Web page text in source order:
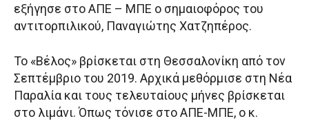
εξήγησε στο ΑΠΕ – ΜΠΕ ο σημαιοφόρος του
αντιτορπιλικού, Παναγιώτης Χατζηπέρος.
Το «Βέλος» βρίσκεται στη Θεσσαλονίκη από τον
Σεπτέμβριο του 2019. Αρχικά μεθόρμισε στη Νέα
Παραλία και τους τελευταίους μήνες βρίσκεται
στο λιμάνι. Όπως τόνισε στο ΑΠΕ-ΜΠΕ, ο κ.